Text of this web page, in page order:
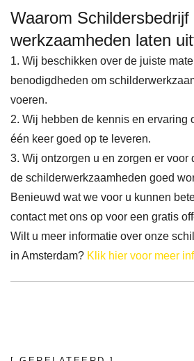
Waarom
werkzaamheden laten
1. Wij beschikken over de juiste
benodigdheden om
voeren.
2. Wij hebben de kennis en ervaring
één keer goed op te leveren.
3. Wij ontzorgen u en zorgen er voor
de schilderwerkzaamheden goed
Benieuwd wat we voor u kunnen
contact met ons op voor een gratis
Wilt u meer informatie over onze
in Amsterdam? Klik hier voor meer